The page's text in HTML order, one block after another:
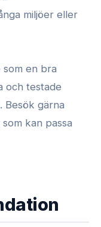
miljöer eller
som en bra
och testade
Besök gärna
kan passa